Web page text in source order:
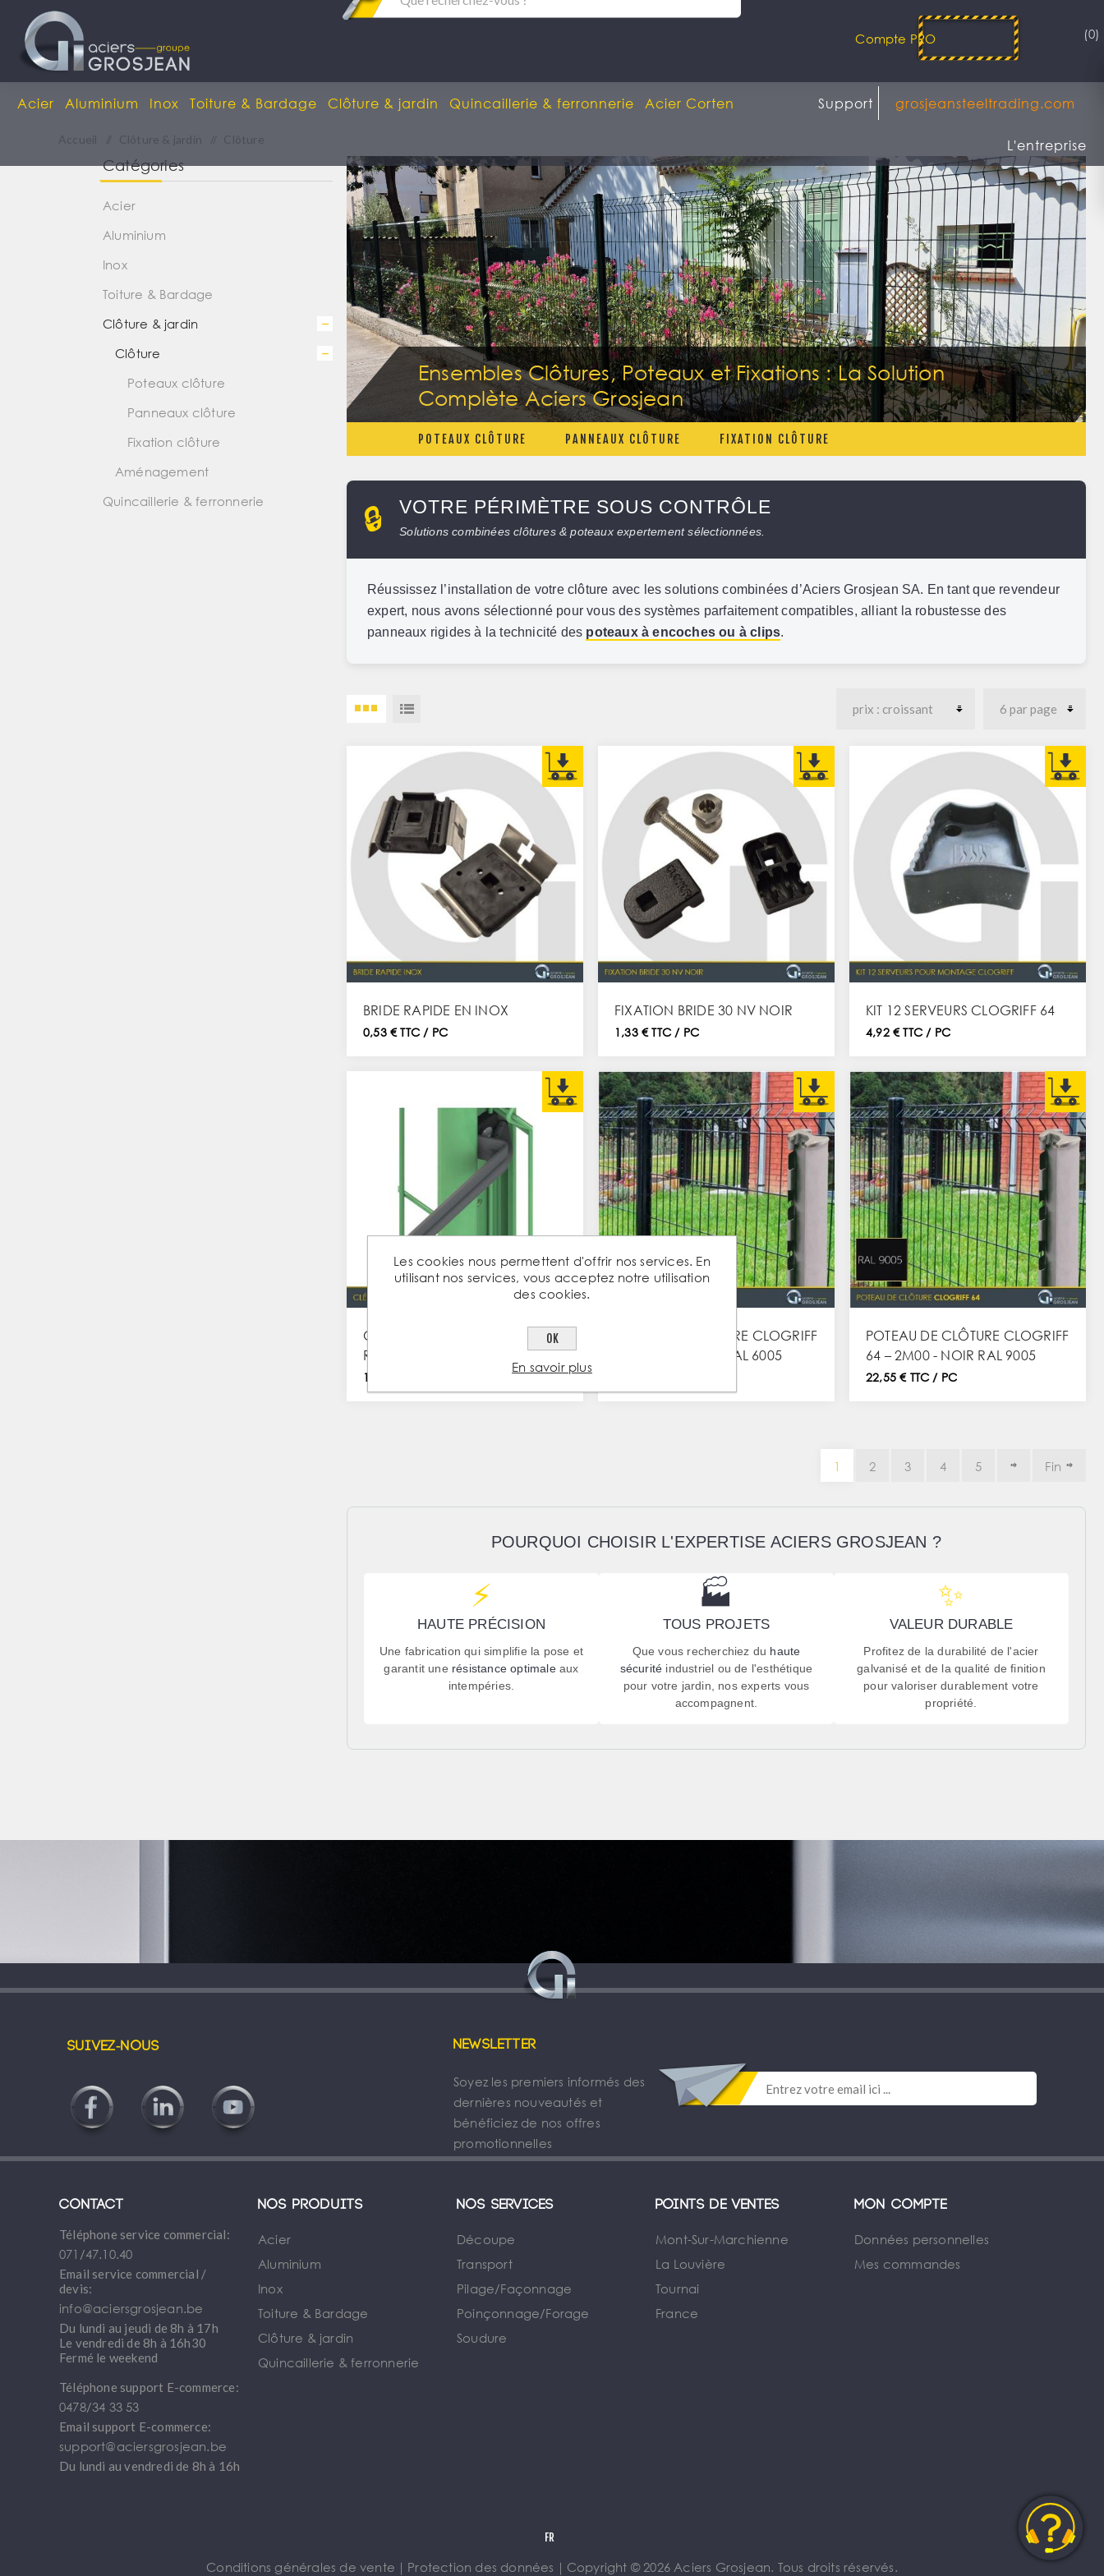
Compte PRO (0)
Acier Aluminium Inox Toiture & Bardage Clôture & jardin Quincaillerie & ferronnerie Acier Corten grosjeansteeltrading.com
Support
L'entreprise
Accueil Clôture & jardin Clôture
Ensembles Clôtures, Poteaux et Fixations : La Solution
Complète Aciers Grosjean
POTEAUX CLÔTURE PANNEAUX CLÔTURE FIXATION CLÔTURE
🔒 VOTRE PÉRIMÈTRE SOUS CONTRÔLE
Solutions combinées clôtures & poteaux expertement sélectionnées.
Réussissez l’installation de votre clôture avec les solutions combinées d’Aciers Grosjean SA. En tant que revendeur
expert, nous avons sélectionné pour vous des systèmes parfaitement compatibles, alliant la robustesse des
panneaux rigides à la technicité des poteaux à encoches ou à clips.
BRIDE RAPIDE EN INOX
0,53 € TTC / PC
FIXATION BRIDE 30 NV NOIR
1,33 € TTC / PC
KIT 12 SERVEURS CLOGRIFF 64
4,92 € TTC / PC
CLÉ DE MONTAGE BRIDE
RAPIDE
19,36 € TTC / PC
POTEAU DE CLÔTURE CLOGRIFF
64 – 2M00 - VERT RAL 6005
POTEAU DE CLÔTURE CLOGRIFF
64 – 2M00 - NOIR RAL 9005
22,55 € TTC / PC
1 2 3 4 5 Fin
POURQUOI CHOISIR L'EXPERTISE ACIERS GROSJEAN ?
⚡
HAUTE PRÉCISION
Une fabrication qui simplifie la pose et
garantit une résistance optimaleaux
intempéries.
🏭
TOUS PROJETS
Que vous recherchiez du haute
sécurité industriel ou de l'esthétique
pour votre jardin, nos experts vous
accompagnent.
✨
VALEUR DURABLE
Profitez de la durabilité de l'acier
galvanisé et de la qualité de finition
pour valoriser durablement votre
propriété.
Catégories
Acier
Aluminium
Inox
Toiture & Bardage
Clôture & jardin
Clôture
Poteaux clôture
Panneaux clôture
Fixation clôture
Aménagement
Quincaillerie & ferronnerie
Suivez-nous Newsletter
Soyez les premiers informés des
dernières nouveautés et
bénéficiez de nos offres
promotionnelles
Contact
Téléphone service commercial:
071/47.10.40
Email service commercial /
devis:
info@aciersgrosjean.be
Du lundi au jeudi de 8h à 17h
Le vendredi de 8h à 16h30
Fermé le weekend
Téléphone support E-commerce:
0478/34 33 53
Email support E-commerce:
support@aciersgrosjean.be
Du lundi au vendredi de 8h à 16h
Nos produits
Acier
Aluminium
Inox
Toiture & Bardage
Clôture & jardin
Quincaillerie & ferronnerie
Nos services
Découpe
Transport
Pilage/Façonnage
Poinçonnage/Forage
Soudure
Points de ventes
Mont-Sur-Marchienne
La Louvière
Tournai
France
Mon compte
Données personnelles
Mes commandes
Conditions générales de vente ｜ Protection des données ｜ Copyright © 2026 Aciers Grosjean. Tous droits réservés.
Les cookies nous permettent d'offrir nos services. En
utilisant nos services, vous acceptez notre utilisation
des cookies.
OK
En savoir plus